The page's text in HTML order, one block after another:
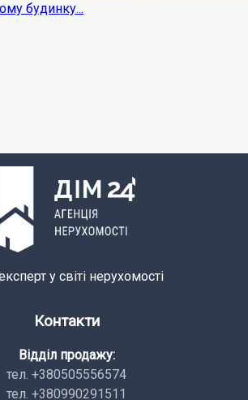
квартира в новобу...
у світі нерухомості
Контакти
Відділ продажу:
тел. +380505556574
тел. +380990291511